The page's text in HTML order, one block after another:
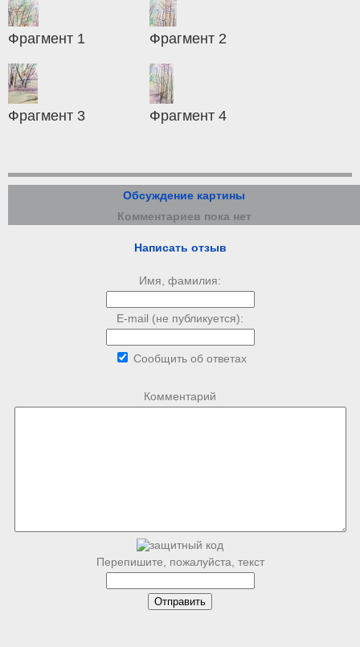
Фрагмент 1 Фрагмент 2
Фрагмент 3 Фрагмент 4
Обсуждение картины
Комментариев пока нет
Написать отзыв
Имя, фамилия:
E-mail (не публикуется):
Сообщить об ответах
Комментарий
Перепишите, пожалуйста, текст